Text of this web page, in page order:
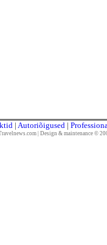
| Autoriõigused|
| Design & maintenance ©